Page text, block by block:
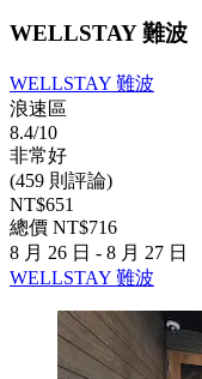
WELLSTAY 難波
WELLSTAY 難波
浪速區
8.4/10
非常好
(459 則評論)
NT$651
總價 NT$716
8 月 26 日 - 8 月 27 日
WELLSTAY 難波